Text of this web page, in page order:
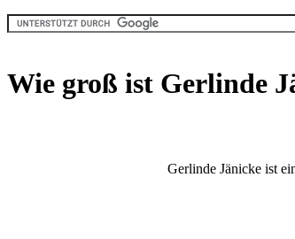
Wie groß ist Gerlinde
Gerlinde Jänicke ist